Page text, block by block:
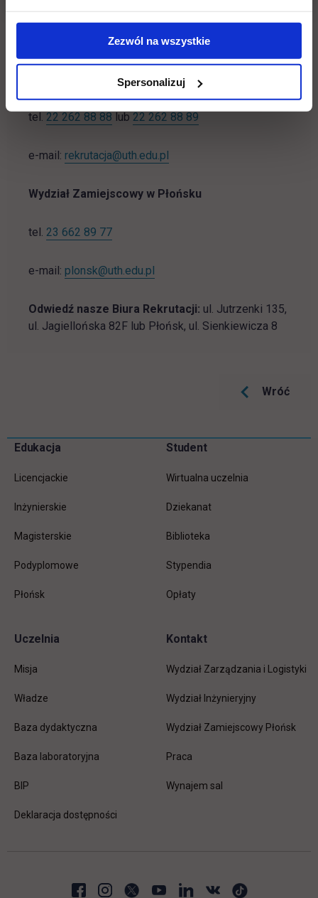
Zezwól na wszystkie
Spersonalizuj
Masz pytania? Zadzwoń, napisz!
tel. 22 262 88 88 lub 22 262 88 89
e-mail: rekrutacja@uth.edu.pl
Wydział Zamiejscowy w Płońsku
tel. 23 662 89 77
e-mail: plonsk@uth.edu.pl
Odwiedź nasze Biura Rekrutacji: ul. Jutrzenki 135,
ul. Jagiellońska 82F lub Płońsk, ul. Sienkiewicza 8
Wróć
Pomiń
Informacje w stopce
Edukacja
Licencjackie
Inżynierskie
Magisterskie
Podyplomowe
Płońsk
Student
Wirtualna uczelnia
Dziekanat
Biblioteka
Stypendia
Opłaty
Uczelnia
Misja
Władze
Baza dydaktyczna
Baza laboratoryjna
BIP
Deklaracja dostępności
Kontakt
Wydział Zarządzania i Logistyki
Wydział Inżynieryjny
Wydział Zamiejscowy Płońsk
Praca
Wynajem sal